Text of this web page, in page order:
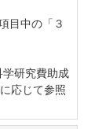
目中の「３
研究費助成
応じて参照